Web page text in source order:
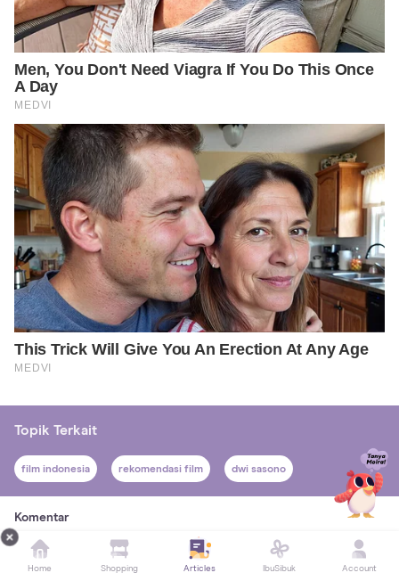
Topik Terkait
film indonesia rekomendasi film dwi sasono
Komentar
Belum ada komentar. Yuk, bagikan pendapatmu
Home Shopping Articles IbuSibuk Account